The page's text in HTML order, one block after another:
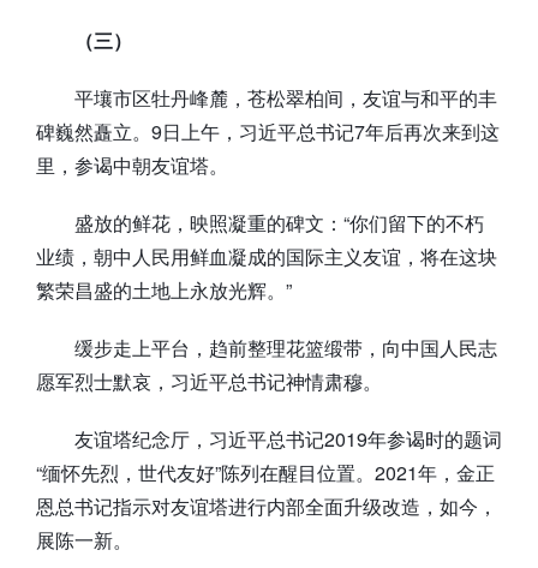
（三）
平壤市区牡丹峰麓，苍松翠柏间，友谊与和平的丰
碑巍然矗立。9日上午，习近平总书记7年后再次来到这
里，参谒中朝友谊塔。
盛放的鲜花，映照凝重的碑文：“你们留下的不朽
业绩，朝中人民用鲜血凝成的国际主义友谊，将在这块
繁荣昌盛的土地上永放光辉。”
缓步走上平台，趋前整理花篮缎带，向中国人民志
愿军烈士默哀，习近平总书记神情肃穆。
友谊塔纪念厅，习近平总书记2019年参谒时的题词
“缅怀先烈，世代友好”陈列在醒目位置。2021年，金正
恩总书记指示对友谊塔进行内部全面升级改造，如今，
展陈一新。